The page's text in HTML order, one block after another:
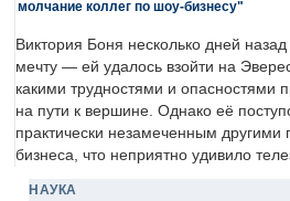
молчание коллег по шоу-бизнесу"
Виктория Боня несколько дней
мечту — ей удалось взойти на
какими трудностями и опасностями
на пути к вершине. Однако её
практически незамеченным другими
бизнеса, что неприятно удивило
НАУКА